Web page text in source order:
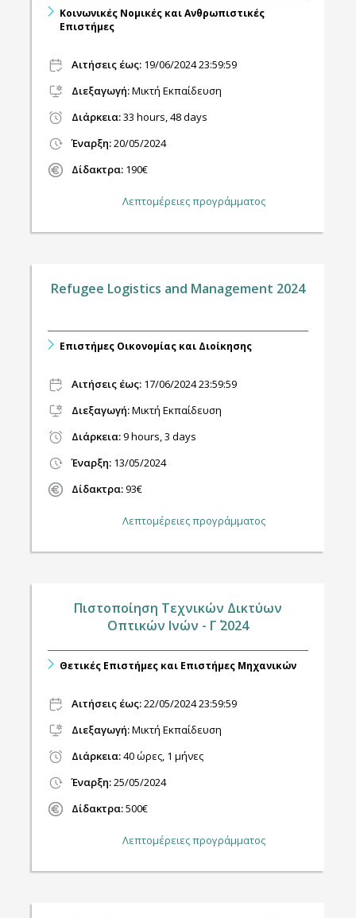
Κοινωνικές Νομικές και Ανθρωπιστικές
Επιστήμες
Αιτήσεις έως: 19/06/2024 23:59:59
Διεξαγωγή:Μικτή Εκπαίδευση
Διάρκεια:33 hours, 48 days
Έναρξη:20/05/2024
Δίδακτρα: 190€
Λεπτομέρειες προγράμματος
Refugee Logistics and Management 2024
Επιστήμες Οικονομίας και Διοίκησης
Αιτήσεις έως: 17/06/2024 23:59:59
Διεξαγωγή:Μικτή Εκπαίδευση
Διάρκεια:9 hours, 3 days
Έναρξη: 13/05/2024
Δίδακτρα:93€
Λεπτομέρειες προγράμματος
Πιστοποίηση Τεχνικών Δικτύων
Οπτικών Ινών - Γ΄ 2024
Θετικές Επιστήμες και Επιστήμες Μηχανικών
Αιτήσεις έως:22/05/2024 23:59:59
Διεξαγωγή:Μικτή Εκπαίδευση
Διάρκεια:40 ώρες, 1 μήνες
Έναρξη:25/05/2024
Δίδακτρα:500€
Λεπτομέρειες προγράμματος